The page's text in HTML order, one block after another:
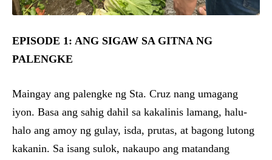
EPISODE 1: ANG SIGAW SA GITNA NG
PALENGKE
Maingay ang palengke ng Sta. Cruz nang umagang
iyon. Basa ang sahig dahil sa kakalinis lamang, halu-
halo ang amoy ng gulay, isda, prutas, at bagong lutong
kakanin. Sa isang sulok, nakaupo ang matandang